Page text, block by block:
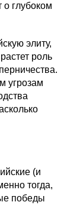
о глубоком
элиту,
роль
угрозам
(и
тогда,
победы